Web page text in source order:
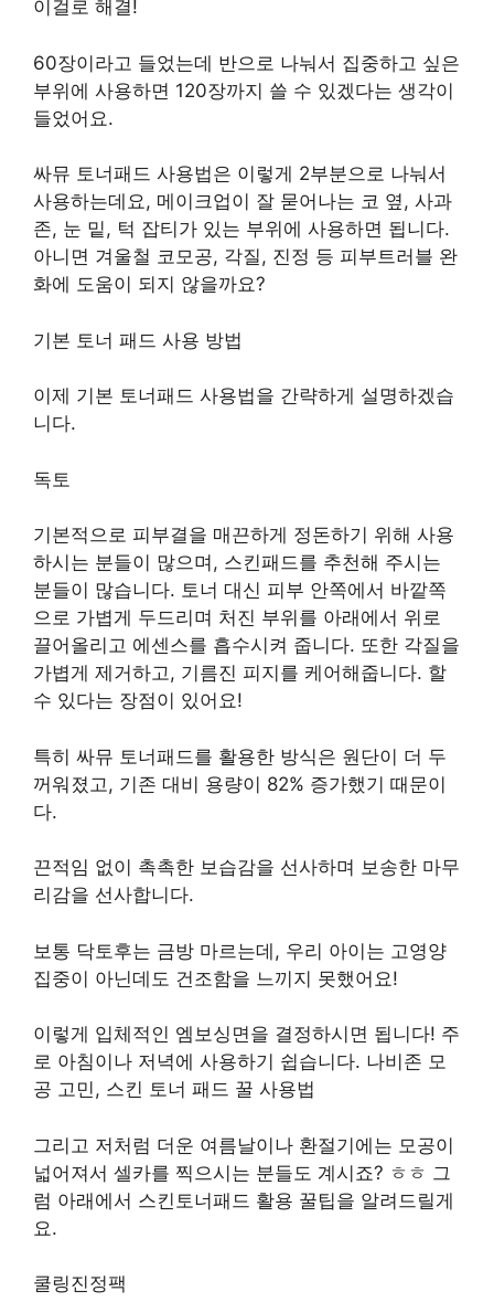
이걸로 해결!
60장이라고 들었는데 반으로 나눠서 집중하고 싶은
부위에 사용하면 120장까지 쓸 수 있겠다는 생각이
들었어요.
싸뮤 토너패드 사용법은 이렇게 2부분으로 나눠서
사용하는데요, 메이크업이 잘 묻어나는 코 옆, 사과
존, 눈 밑, 턱 잡티가 있는 부위에 사용하면 됩니다.
아니면 겨울철 코모공, 각질, 진정 등 피부트러블 완
화에 도움이 되지 않을까요?
기본 토너 패드 사용 방법
이제 기본 토너패드 사용법을 간략하게 설명하겠습
니다.
독토
기본적으로 피부결을 매끈하게 정돈하기 위해 사용
하시는 분들이 많으며, 스킨패드를 추천해 주시는
분들이 많습니다. 토너 대신 피부 안쪽에서 바깥쪽
으로 가볍게 두드리며 처진 부위를 아래에서 위로
끌어올리고 에센스를 흡수시켜 줍니다. 또한 각질을
가볍게 제거하고, 기름진 피지를 케어해줍니다. 할
수 있다는 장점이 있어요!
특히 싸뮤 토너패드를 활용한 방식은 원단이 더 두
꺼워졌고, 기존 대비 용량이 82% 증가했기 때문이
다.
끈적임 없이 촉촉한 보습감을 선사하며 보송한 마무
리감을 선사합니다.
보통 닥토후는 금방 마르는데, 우리 아이는 고영양
집중이 아닌데도 건조함을 느끼지 못했어요!
이렇게 입체적인 엠보싱면을 결정하시면 됩니다! 주
로 아침이나 저녁에 사용하기 쉽습니다. 나비존 모
공 고민, 스킨 토너 패드 꿀 사용법
그리고 저처럼 더운 여름날이나 환절기에는 모공이
넓어져서 셀카를 찍으시는 분들도 계시죠? ㅎㅎ 그
럼 아래에서 스킨토너패드 활용 꿀팁을 알려드릴게
요.
쿨링진정팩